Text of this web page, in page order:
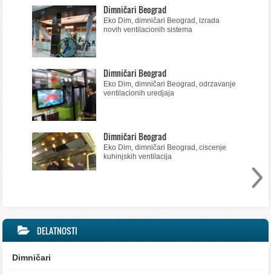
Dimničari Beograd
Eko Dim, dimničari Beograd, izrada
novih ventilacionih sistema
Dimničari Beograd
Eko Dim, dimničari Beograd, odrzavanje
ventilacionih uredjaja
Dimničari Beograd
Eko Dim, dimničari Beograd, ciscenje
kuhinjskih ventilacija
DELATNOSTI
Dimničari